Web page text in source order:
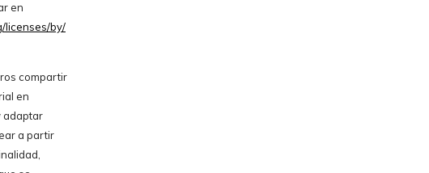
en
licenses/by/
compartir
en
adaptar
a partir